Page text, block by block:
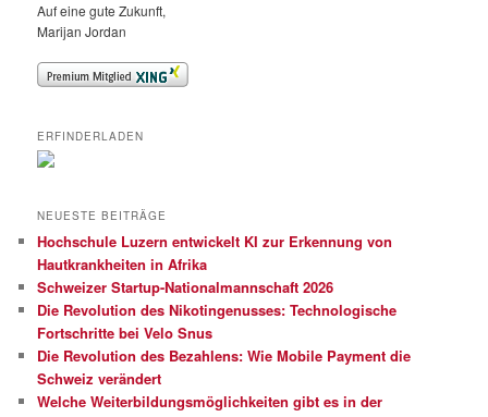
Auf eine gute Zukunft,
Marijan Jordan
ERFINDERLADEN
NEUESTE BEITRÄGE
Hochschule Luzern entwickelt KI zur Erkennung von
Hautkrankheiten in Afrika
Schweizer Startup-Nationalmannschaft 2026
Die Revolution des Nikotingenusses: Technologische
Fortschritte bei Velo Snus
Die Revolution des Bezahlens: Wie Mobile Payment die
Schweiz verändert
Welche Weiterbildungsmöglichkeiten gibt es in der